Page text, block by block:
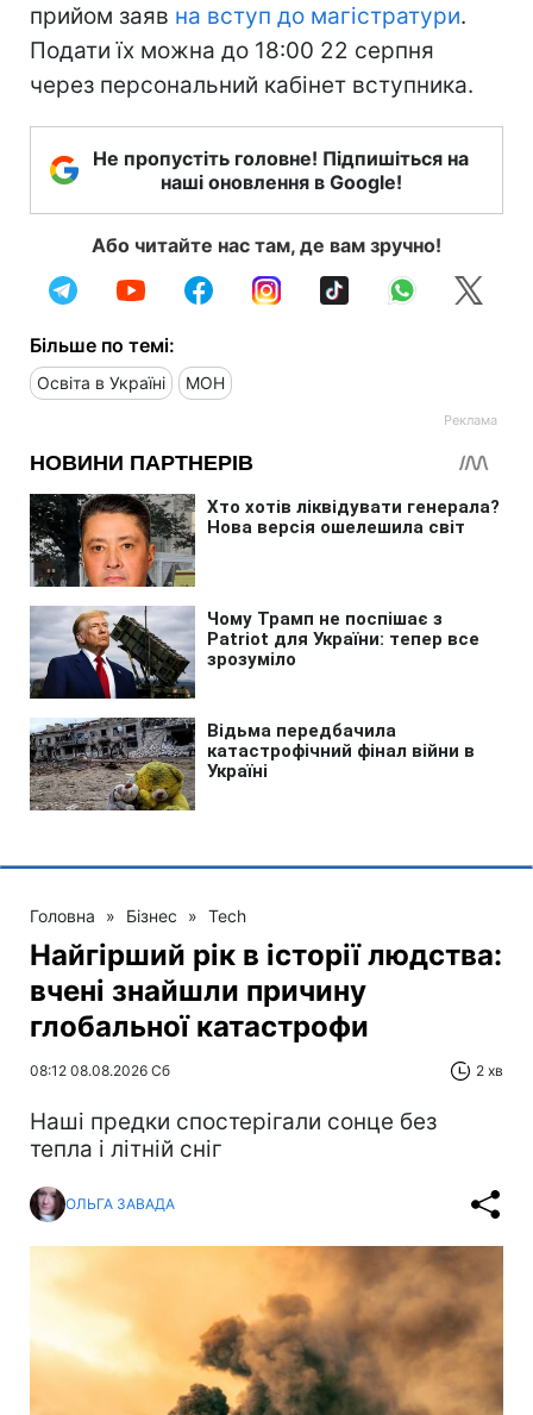
прийом заяв на вступ до магістратури.
Подати їх можна до 18:00 22 серпня
через персональний кабінет вступника.
Не пропустіть головне! Підпишіться на
наші оновлення в Google!
Або читайте нас там, де вам зручно!
Більше по темі:
Освіта в Україні МОН
Головна » Бізнес » Tech
Найгірший рік в історії людства:
вчені знайшли причину
глобальної катастрофи
08:12 08.08.2026 Сб 2 хв
Наші предки спостерігали сонце без
тепла і літній сніг
ОЛЬГА ЗАВАДА